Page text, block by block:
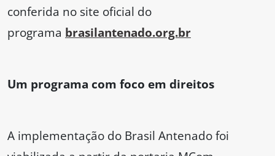
conferida no site oficial do
programa brasilantenado.org.br
Um programa com foco em direitos
A implementação do Brasil Antenado foi